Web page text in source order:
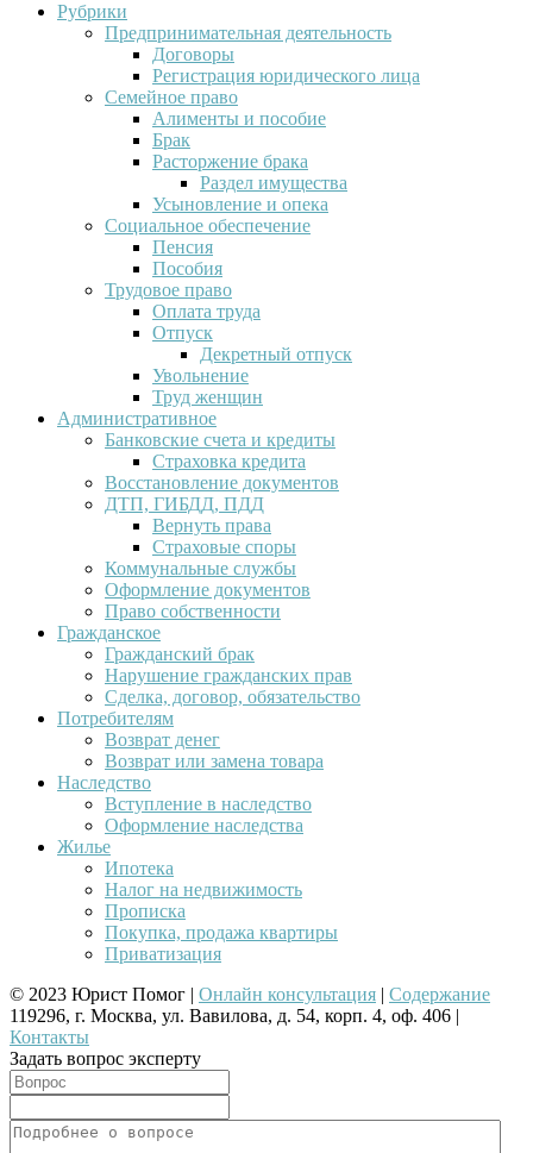
Рубрики
Предпринимательная деятельность
Договоры
Регистрация юридического лица
Семейное право
Алименты и пособие
Брак
Расторжение брака
Раздел имущества
Усыновление и опека
Социальное обеспечение
Пенсия
Пособия
Трудовое право
Оплата труда
Отпуск
Декретный отпуск
Увольнение
Труд женщин
Административное
Банковские счета и кредиты
Страховка кредита
Восстановление документов
ДТП, ГИБДД, ПДД
Вернуть права
Страховые споры
Коммунальные службы
Оформление документов
Право собственности
Гражданское
Гражданский брак
Нарушение гражданских прав
Сделка, договор, обязательство
Потребителям
Возврат денег
Возврат или замена товара
Наследство
Вступление в наследство
Оформление наследства
Жилье
Ипотека
Налог на недвижимость
Прописка
Покупка, продажа квартиры
Приватизация
© 2023 Юрист Помог | Онлайн консультация
Содержание
119296, г. Москва, ул. Вавилова, д. 54, корп. 4, оф. 406 |
Контакты
Задать вопрос эксперту